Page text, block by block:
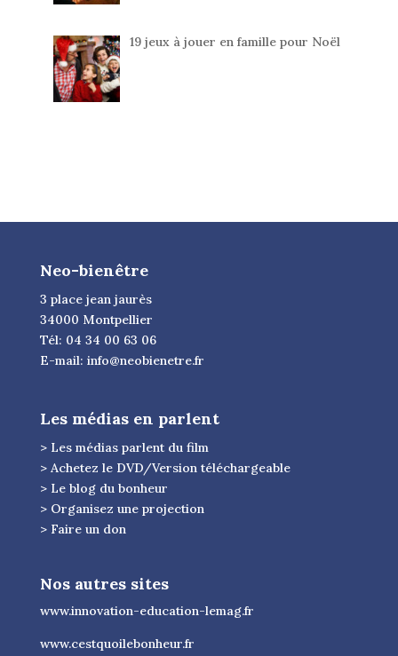
19 jeux à jouer en famille pour Noël
Neo-bienêtre
3 place jean jaurès
34000 Montpellier
Tél: 04 34 00 63 06
E-mail: info@neobienetre.fr
Les médias en parlent
> Les médias parlent du film
> Achetez le DVD/Version téléchargeable
> Le blog du bonheur
> Organisez une projection
> Faire un don
Nos autres sites
www.innovation-education-lemag.fr
www.cestquoilebonheur.fr